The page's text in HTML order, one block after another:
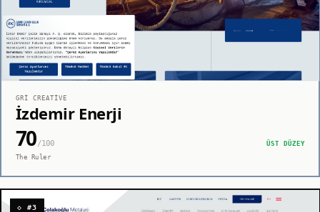
GRI CREATIVE
İzdemir Enerji
70/100
ÜST DÜZEY
The Ruler
◇ #3